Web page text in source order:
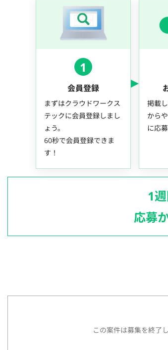
1
会員登録
まずはクラウドワークス
テックに会員登録しまし
ょう。
60秒で会員登録できま
す！
掲載
から
に応
1
応募
この案件は募集を終了